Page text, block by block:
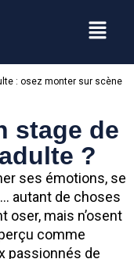
: osez monter sur scène
stage de
?
ses émotions, se
autant de choses
oser, mais n’osent
comme
passionnés de